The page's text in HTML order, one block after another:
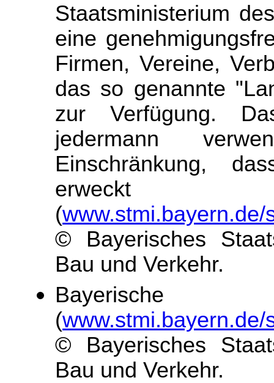
Staatsministerium
eine
Firmen, Vereine,
das so genannte
zur Verfügung.
jedermann
Einschränkung,
erweckt
(
© Bayerisches
Bau und Verkehr.
(
© Bayerisches
Bau und Verkehr.